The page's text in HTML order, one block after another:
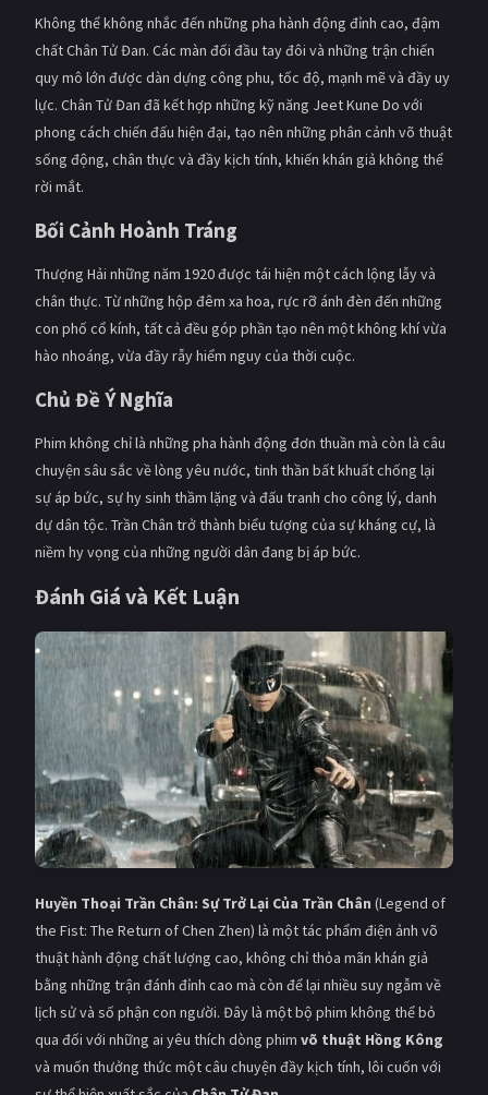
Không thể không nhắc đến những pha hành động đỉnh cao, đậm
chất Chân Tử Đan. Các màn đối đầu tay đôi và những trận chiến
quy mô lớn được dàn dựng công phu, tốc độ, mạnh mẽ và đầy uy
lực. Chân Tử Đan đã kết hợp những kỹ năng Jeet Kune Do với
phong cách chiến đấu hiện đại, tạo nên những phân cảnh võ thuật
sống động, chân thực và đầy kịch tính, khiến khán giả không thể
rời mắt.
Bối Cảnh Hoành Tráng
Thượng Hải những năm 1920 được tái hiện một cách lộng lẫy và
chân thực. Từ những hộp đêm xa hoa, rực rỡ ánh đèn đến những
con phố cổ kính, tất cả đều góp phần tạo nên một không khí vừa
hào nhoáng, vừa đầy rẫy hiểm nguy của thời cuộc.
Chủ Đề Ý Nghĩa
Phim không chỉ là những pha hành động đơn thuần mà còn là câu
chuyện sâu sắc về lòng yêu nước, tinh thần bất khuất chống lại
sự áp bức, sự hy sinh thầm lặng và đấu tranh cho công lý, danh
dự dân tộc. Trần Chân trở thành biểu tượng của sự kháng cự, là
niềm hy vọng của những người dân đang bị áp bức.
Đánh Giá và Kết Luận
Huyền Thoại Trần Chân: Sự Trở Lại Của Trần Chân (Legend of
the Fist: The Return of Chen Zhen) là một tác phẩm điện ảnh võ
thuật hành động chất lượng cao, không chỉ thỏa mãn khán giả
bằng những trận đánh đỉnh cao mà còn để lại nhiều suy ngẫm về
lịch sử và số phận con người. Đây là một bộ phim không thể bỏ
qua đối với những ai yêu thích dòng phim võ thuật Hồng Kông
và muốn thưởng thức một câu chuyện đầy kịch tính, lôi cuốn với